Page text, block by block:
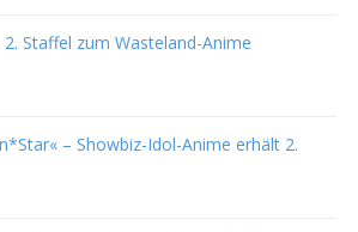
2. Staffel zum Wasteland-Anime
– Showbiz-Idol-Anime erhält 2.